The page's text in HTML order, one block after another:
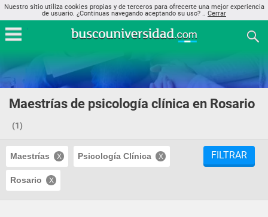
Nuestro sitio utiliza cookies propias y de terceros para ofrecerte una mejor experiencia
de usuario. ¿Continuas navegando aceptando su uso? .. Cerrar
Maestrías de psicología clínica en Rosario
(1)
Maestrías Psicología Clínica
Rosario
FILTRAR